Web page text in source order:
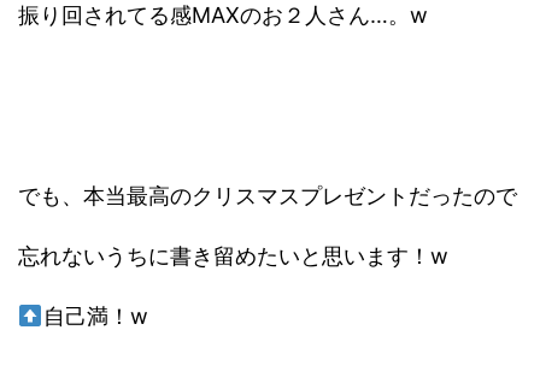
振り回されてる感MAXのお２人さん…。w
でも、本当最高のクリスマスプレゼントだったので
忘れないうちに書き留めたいと思います！w
自己満！w